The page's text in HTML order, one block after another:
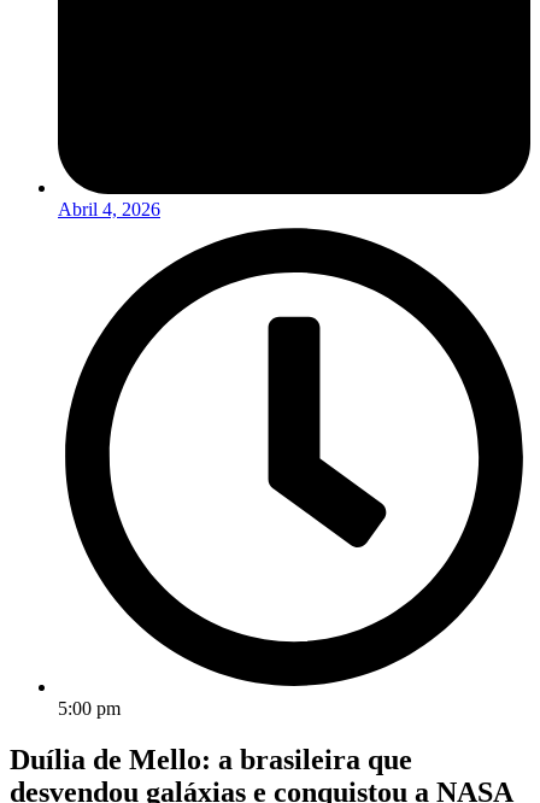
Abril 4, 2026
5:00 pm
Duília de Mello: a brasileira que
desvendou galáxias e conquistou a NASA